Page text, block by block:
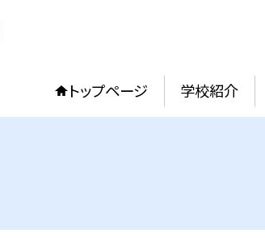
トップページ 学校紹介